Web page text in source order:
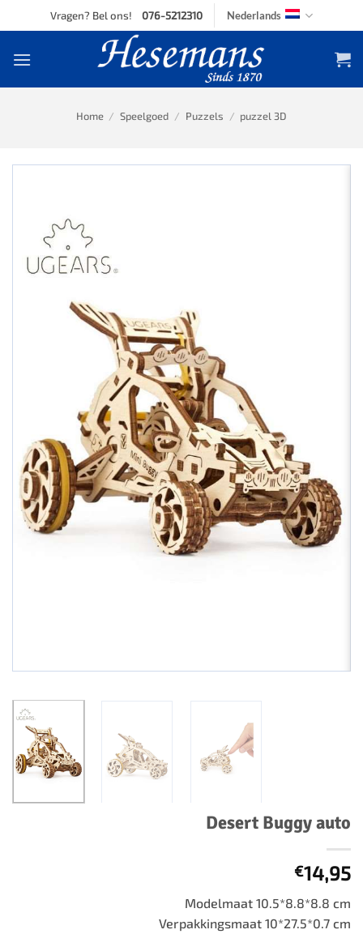
to
Vragen? Bel ons! 076-5212310 Nederlands
Home / Speelgoed / Puzzels / puzzel 3D
Desert Buggy auto
€14,95
Modelmaat 10.5*8.8*8.8 cm
Verpakkingsmaat 10*27.5*0.7 cm